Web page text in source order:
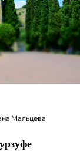
Мальцева